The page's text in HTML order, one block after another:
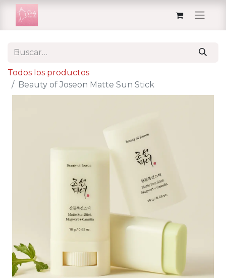
Todos los productos
Beauty of Joseon Matte Sun Stick